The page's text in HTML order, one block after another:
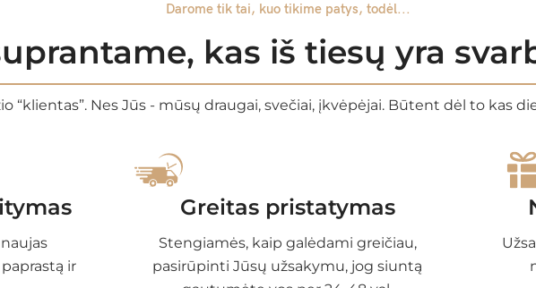
Darome tik tai, kuo tikime patys, todėl...
kas iš tiesų yra
“klientas”. Nes Jūs - mūsų draugai, svečiai, įkvėpėjai. Būtent dėl to kas
ir
Greitas pristatymas
Stengiamės, kaip galėdami greičiau,
pasirūpinti Jūsų užsakymu, jog siuntą